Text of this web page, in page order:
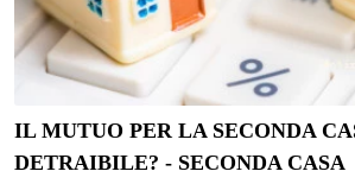
IL MUTUO PER LA SECONDA
DETRAIBILE? - SECONDA CASA